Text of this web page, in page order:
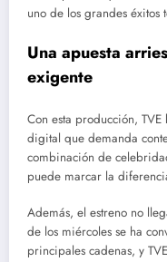
uno de los grandes éxitos
Una apuesta
exigente
Con esta producción,
digital que demanda
combinación de
puede marcar la
Además, el estreno no
de los miércoles se ha
principales cadenas, y